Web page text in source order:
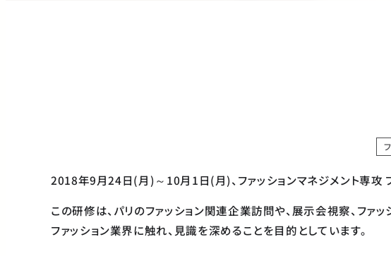
2018年9月24日(月)～10月1日(月)、ファッションマネジメント専攻
この研修は、パリのファッション関連企業訪問や、展示会視察、ファ
ファッション業界に触れ、見識を深めることを目的としています。